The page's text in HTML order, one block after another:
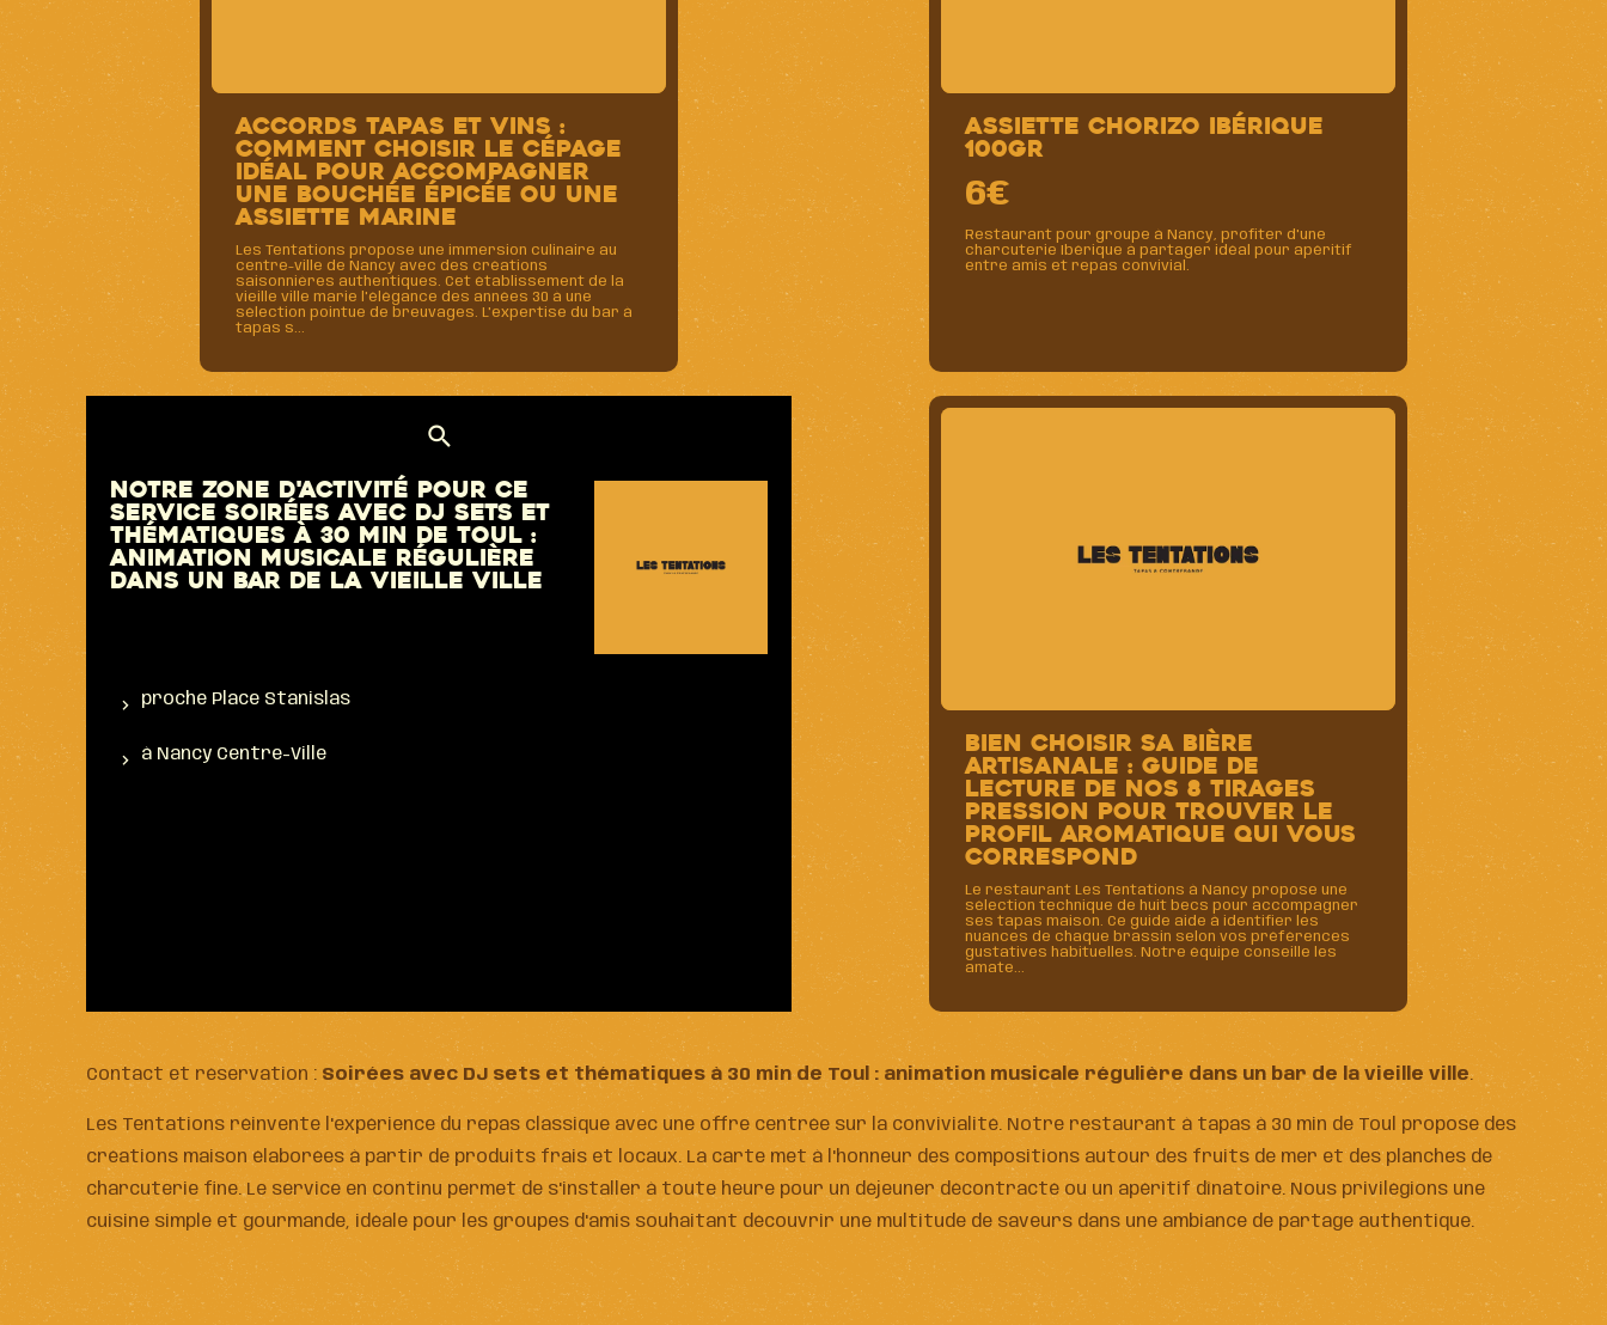
Accords Tapas et Vins :
comment choisir le cépage
idéal pour accompagner
une bouchée épicée ou une
assiette marine
Les Tentations propose une immersion culinaire au
centre-ville de Nancy avec des créations
saisonnières authentiques. Cet établissement de la
vieille ville marie l'élégance des années 30 à une
sélection pointue de breuvages. L'expertise du bar à
tapas s...
Assiette Chorizo Ibérique
100gr
6€
Restaurant pour groupe à Nancy, profiter d'une
charcuterie Ibérique à partager idéal pour apéritif
entre amis et repas convivial.
Notre zone d'activité pour ce
service Soirées avec DJ sets et
thématiques à 30 min de Toul :
animation musicale régulière
dans un bar de la vieille ville
proche Place Stanislas
à Nancy Centre-Ville
Bien choisir sa bière
artisanale : guide de
lecture de nos 8 tirages
pression pour trouver le
profil aromatique qui vous
correspond
Le restaurant Les Tentations à Nancy propose une
sélection technique de huit becs pour accompagner
ses tapas maison. Ce guide aide à identifier les
nuances de chaque brassin selon vos préférences
gustatives habituelles. Notre équipe conseille les
amate...
Contact et réservation : Soirées avec DJ sets et thématiques à 30 min de Toul : animation musicale régulière dans un bar de la vieille ville.
Les Tentations réinvente l'expérience du repas classique avec une offre centrée sur la convivialité. Notre restaurant à tapas à 30 min de Toul propose des
créations maison élaborées à partir de produits frais et locaux. La carte met à l'honneur des compositions autour des fruits de mer et des planches de
charcuterie fine. Le service en continu permet de s'installer à toute heure pour un déjeuner décontracté ou un apéritif dînatoire. Nous privilégions une
cuisine simple et gourmande, idéale pour les groupes d'amis souhaitant découvrir une multitude de saveurs dans une ambiance de partage authentique.